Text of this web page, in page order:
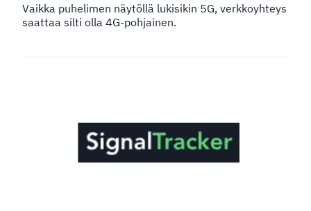
Vaikka puhelimen näytöllä lukisikin 5G, verkkoyhteys
saattaa silti olla 4G-pohjainen.